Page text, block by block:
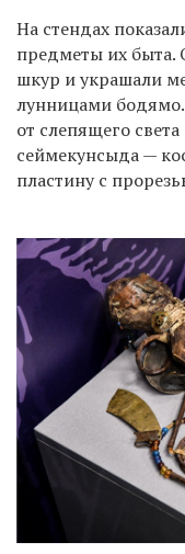
На стендах
предметы их быта.
шкур и украшали
лунницами
от слепящего
сеймекунсыда —
пластину с